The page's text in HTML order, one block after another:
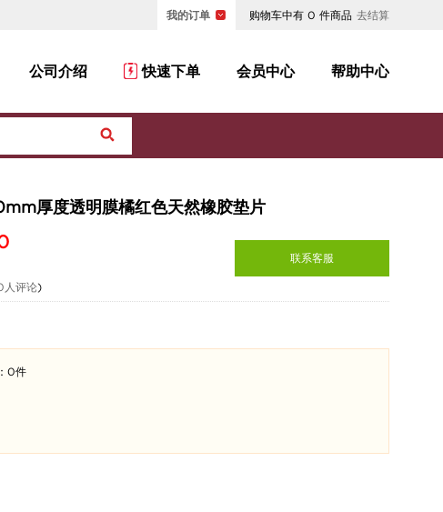
购物车中有 0 件商品 去结算
我的订单
公司介绍 快速下单 会员中心 帮助中心
厚度透明膜橘红色天然橡胶垫片
联系客服
人评论)
0件